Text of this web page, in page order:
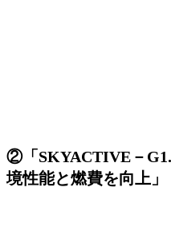
②「 SKYACTIVE －
境性能と燃費を向上」